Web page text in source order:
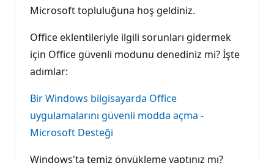
Microsoft topluluğuna hoş geldiniz.
Office eklentileriyle ilgili sorunları gidermek
için Office güvenli modunu denediniz mi? İşte
adımlar:
Bir Windows bilgisayarda Office
uygulamalarını güvenli modda açma -
Microsoft Desteği
Windows'ta temiz önyükleme yaptınız mı?